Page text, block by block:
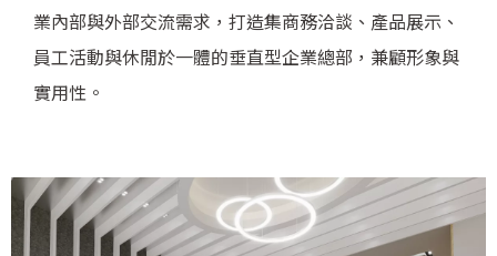
業內部與外部交流需求，打造集商務洽談、產品展示、
員工活動與休閒於一體的垂直型企業總部，兼顧形象與
實用性。